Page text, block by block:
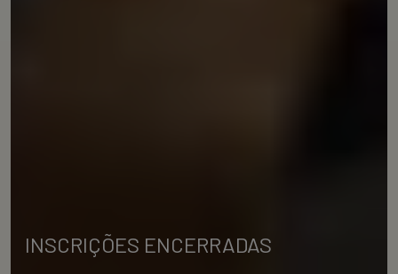
INSCRIÇÕES ENCERRADAS